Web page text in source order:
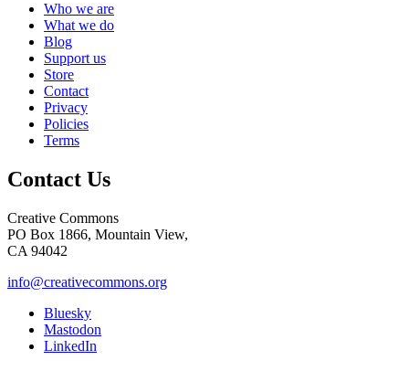
Who we are
What we do
Blog
Support us
Store
Contact
Privacy
Policies
Terms
Contact Us
Creative Commons
PO Box 1866, Mountain View,
CA 94042
info@creativecommons.org
Bluesky
Mastodon
LinkedIn